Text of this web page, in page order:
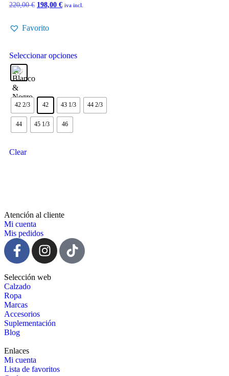
220,00€ 198,00 € iva incl.
Favorito
Seleccionar opciones
42 2/3 42 43 1/3 44 2/3
44 45 1/3 46
Clear
Atención al cliente
Mi cuenta
Mis pedidos
Selección web
Calzado
Ropa
Marcas
Accesorios
Suplementación
Blog
Enlaces
Mi cuenta
Lista de favoritos